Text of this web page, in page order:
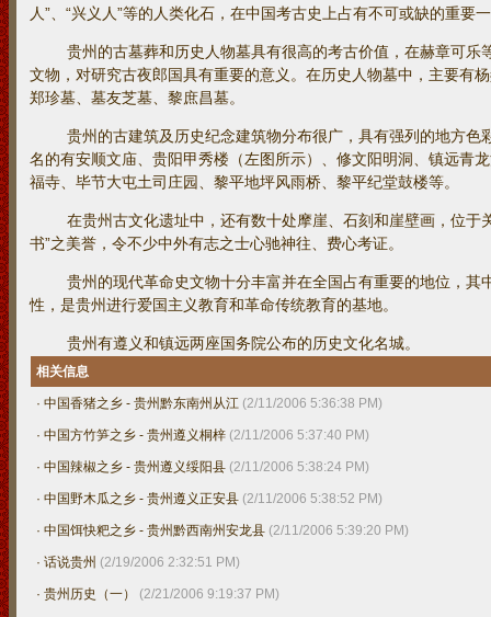
人”、“兴义人”等的人类化石，在中国考古史上占有不可或缺的重要
贵州的古墓葬和历史人物墓具有很高的考古价值，在赫章可乐
文物，对研究古夜郎国具有重要的意义。在历史人物墓中，主要有
郑珍墓、墓友芝墓、黎庶昌墓。
贵州的古建筑及历史纪念建筑物分布很广，具有强列的地方色
名的有安顺文庙、贵阳甲秀楼（左图所示）、修文阳明洞、镇远青
福寺、毕节大屯土司庄园、黎平地坪风雨桥、黎平纪堂鼓楼等。
在贵州古文化遗址中，还有数十处摩崖、石刻和崖壁画，位于
书”之美誉，令不少中外有志之士心驰神往、费心考证。
贵州的现代革命史文物十分丰富并在全国占有重要的地位，其
性，是贵州进行爱国主义教育和革命传统教育的基地。
贵州有遵义和镇远两座国务院公布的历史文化名城。
相关信息
· 中国香猪之乡 - 贵州黔东南州从江 (2/11/2006 5:36:38 PM)
· 中国方竹笋之乡 - 贵州遵义桐梓 (2/11/2006 5:37:40 PM)
· 中国辣椒之乡 - 贵州遵义绥阳县 (2/11/2006 5:38:24 PM)
· 中国野木瓜之乡 - 贵州遵义正安县 (2/11/2006 5:38:52 PM)
· 中国饵快粑之乡 - 贵州黔西南州安龙县 (2/11/2006 5:39:20 PM)
· 话说贵州 (2/19/2006 2:32:51 PM)
· 贵州历史（一） (2/21/2006 9:19:37 PM)